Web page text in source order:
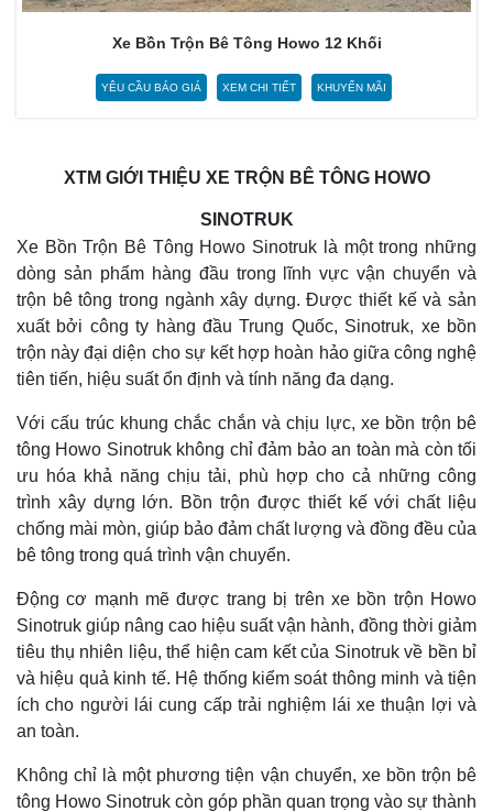
Xe Bồn Trộn Bê Tông Howo 12 Khối
YÊU CẦU BÁO GIÁ XEM CHI TIẾT KHUYẾN MÃI
XTM GIỚI THIỆU XE TRỘN BÊ TÔNG HOWO
SINOTRUK
Xe Bồn Trộn Bê Tông Howo Sinotruk là một trong những
dòng sản phẩm hàng đầu trong lĩnh vực vận chuyển và
trộn bê tông trong ngành xây dựng. Được thiết kế và sản
xuất bởi công ty hàng đầu Trung Quốc, Sinotruk, xe bồn
trộn này đại diện cho sự kết hợp hoàn hảo giữa công nghệ
tiên tiến, hiệu suất ổn định và tính năng đa dạng.
Với cấu trúc khung chắc chắn và chịu lực, xe bồn trộn bê
tông Howo Sinotruk không chỉ đảm bảo an toàn mà còn tối
ưu hóa khả năng chịu tải, phù hợp cho cả những công
trình xây dựng lớn. Bồn trộn được thiết kế với chất liệu
chống mài mòn, giúp bảo đảm chất lượng và đồng đều của
bê tông trong quá trình vận chuyển.
Động cơ mạnh mẽ được trang bị trên xe bồn trộn Howo
Sinotruk giúp nâng cao hiệu suất vận hành, đồng thời giảm
tiêu thụ nhiên liệu, thể hiện cam kết của Sinotruk về bền bỉ
và hiệu quả kinh tế. Hệ thống kiểm soát thông minh và tiện
ích cho người lái cung cấp trải nghiệm lái xe thuận lợi và
an toàn.
Không chỉ là một phương tiện vận chuyển, xe bồn trộn bê
tông Howo Sinotruk còn góp phần quan trọng vào sự thành